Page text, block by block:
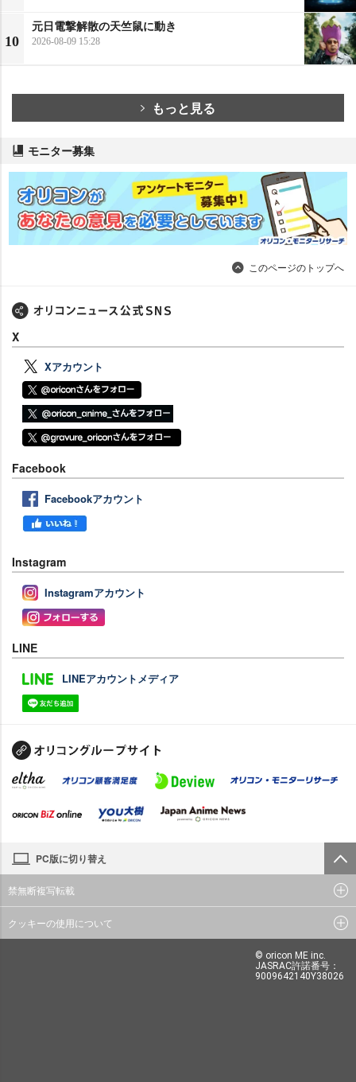
10
元日電撃解散の天竺鼠に動き
2026-08-09 15:28
もっと見る
モニター募集
このページのトップへ
X
Xアカウント
Facebook
Facebookアカウント
Instagram
Instagramアカウント
LINE
LINEアカウントメディア
PC版に切り替え
禁無断複写転載
クッキーの使用について
© oricon ME inc.
JASRAC許諾番号：
9009642140Y38026